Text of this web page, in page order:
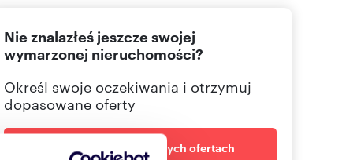
506029 Pokaż telefon
Nie znalazłeś jeszcze swojej
wymarzonej nieruchomości?
Określ swoje oczekiwania i otrzymuj
dopasowane oferty
Powiadom o nowych ofertach